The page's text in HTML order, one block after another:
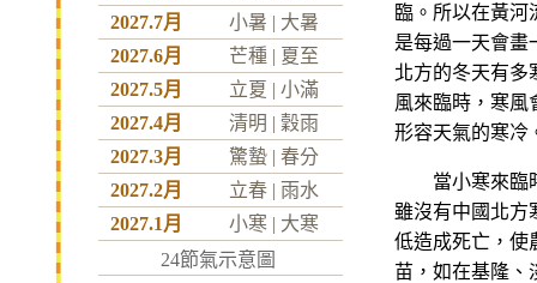
2027.7月
小暑 | 大暑
2027.6月
芒種 | 夏至
2027.5月
立夏 | 小滿
2027.4月
清明 | 穀雨
2027.3月
驚蟄 | 春分
2027.2月
立春 | 雨水
2027.1月
小寒 | 大寒
24節氣示意圖
臨。所以在黃河
是每過一天會畫
北方的冬天有多
風來臨時，寒風
形容天氣的寒冷
當小寒來臨時
雖沒有中國北方
低造成死亡，使
苗，如在基隆、